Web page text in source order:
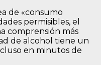
de «consumo
permisibles, el
comprensión más
de alcohol tiene un
en minutos de